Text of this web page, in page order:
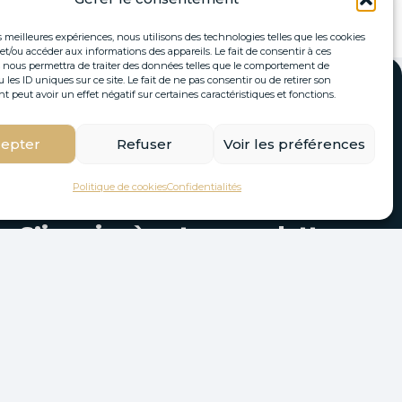
meilleures expériences, nous utilisons des technologies telles que les cookies
ou accéder aux informations des appareils. Le fait de consentir à ces
permettra de traiter des données telles que le comportement de
les ID uniques sur ce site. Le fait de ne pas consentir ou de retirer son
peut avoir un effet négatif sur certaines caractéristiques et fonctions.
Refuser Voir les préférences
Politique de cookiesConfidentialités
S’inscrire à notre newsletter